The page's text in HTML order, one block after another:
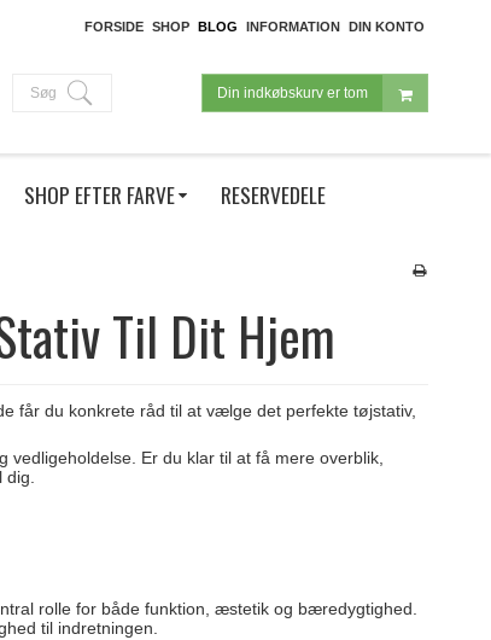
FORSIDE SHOP BLOG INFORMATION DIN KONTO
Din indkøbskurv er tom
Søg
SHOP EFTER FARVE RESERVEDELE
Til Dit Hjem
får du konkrete råd til at vælge det perfekte tøjstativ,
Er du klar til at få mere overblik,
rolle for både funktion, æstetik og bæredygtighed.
til indretningen.